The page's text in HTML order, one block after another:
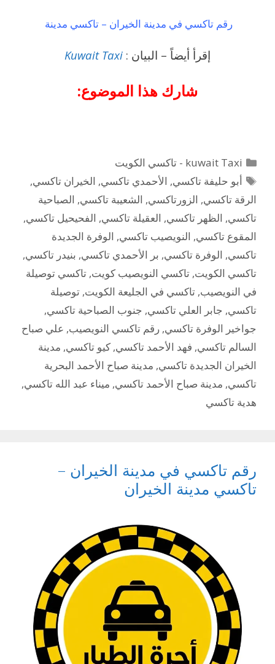
رقم تاكسي في مدينة الخيران – تاكسي مدينة
إقرأ أيضاً – البيان : Kuwait Taxi
شارك هذا الموضوع:
التصنيفات
kuwait Taxi - تاكسي الكويت
الوسوم
أبو حليفة تاكسي, الأحمدي تاكسي, الخيران تاكسي,
الرقة تاكسي, الزورتاكسي, الشعيبة تاكسي, الصباحية
تاكسي, الظهر تاكسي, العقيلة تاكسي, الفحيحيل تاكسي,
المقوع تاكسي, النويصيب تاكسي, الوفرة الجديدة
تاكسي, الوفرة تاكسي, بر الأحمدي تاكسي, بنيدر تاكسي,
تاكسي الكويت, تاكسي النويصيب كويت, تاكسي توصيلة
في النويصيب, تاكسي في الجليعة الكويت, توصيلة
تاكسي, جابر العلي تاكسي, جنوب الصباحية تاكسي,
جواخير الوفرة تاكسي, رقم تاكسي النويصيب, علي صباح
السالم تاكسي, فهد الأحمد تاكسي, كيو تاكسي, مدينة
الخيران الجديدة تاكسي, مدينة صباح الأحمد البحرية
تاكسي, مدينة صباح الأحمد تاكسي, ميناء عبد الله تاكسي,
هدية تاكسي
رقم تاكسي في مدينة الخيران –
تاكسي مدينة الخيران